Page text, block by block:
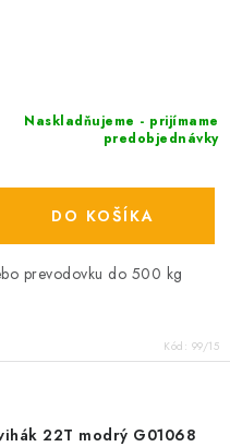
Naskladňujeme - prijímame
predobjednávky
DO KOŠÍKA
prevodovku do 500 kg
Kód: 99/15
22T modrý G01068